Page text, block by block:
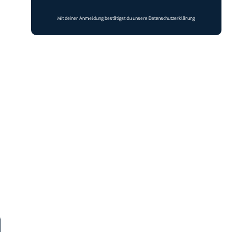
Mit deiner Anmeldung bestätigst du unsereDatenschutzerklärung